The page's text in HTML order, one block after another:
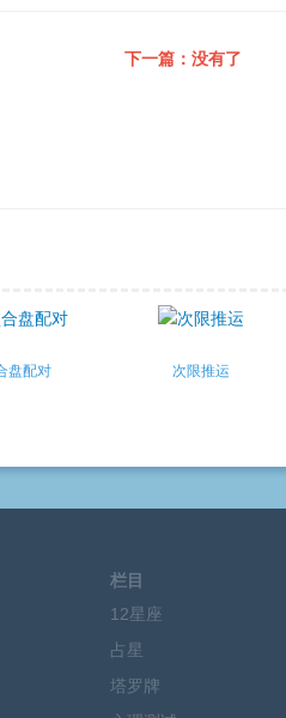
下一篇：没有了
盘配对 次限推运
栏目
12星座
占星
塔罗牌